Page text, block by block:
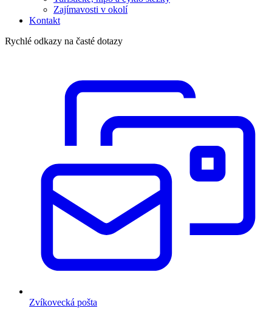
Zajímavosti v okolí
Kontakt
Rychlé odkazy na časté dotazy
Zvíkovecká pošta